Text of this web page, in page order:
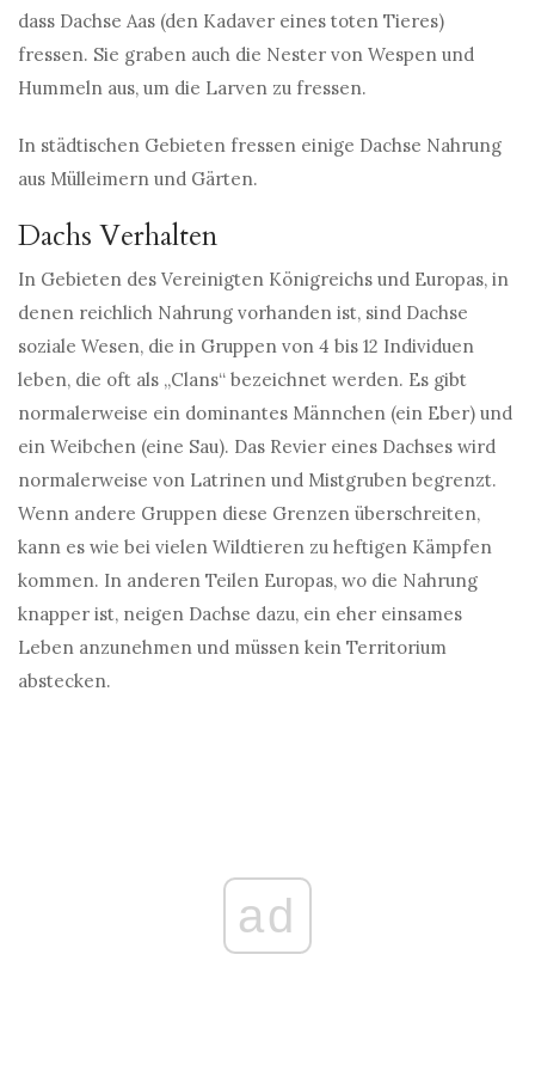
dass Dachse Aas (den Kadaver eines toten Tieres)
fressen. Sie graben auch die Nester von Wespen und
Hummeln aus, um die Larven zu fressen.
In städtischen Gebieten fressen einige Dachse Nahrung
aus Mülleimern und Gärten.
Dachs Verhalten
In Gebieten des Vereinigten Königreichs und Europas, in
denen reichlich Nahrung vorhanden ist, sind Dachse
soziale Wesen, die in Gruppen von 4 bis 12 Individuen
leben, die oft als „Clans“ bezeichnet werden. Es gibt
normalerweise ein dominantes Männchen (ein Eber) und
ein Weibchen (eine Sau). Das Revier eines Dachses wird
normalerweise von Latrinen und Mistgruben begrenzt.
Wenn andere Gruppen diese Grenzen überschreiten,
kann es wie bei vielen Wildtieren zu heftigen Kämpfen
kommen. In anderen Teilen Europas, wo die Nahrung
knapper ist, neigen Dachse dazu, ein eher einsames
Leben anzunehmen und müssen kein Territorium
abstecken.
ad